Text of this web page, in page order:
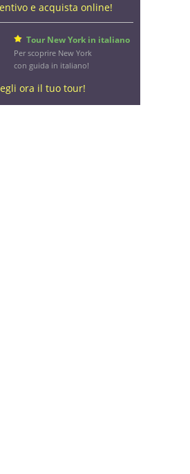
e acquista online!
Tour New York in italiano
Per scoprire New York
con guida in italiano!
ora il tuo tour!